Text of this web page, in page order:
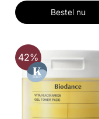
Bestel nu
42%